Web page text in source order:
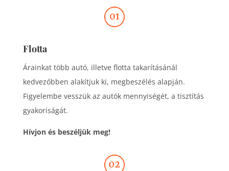
Flotta
Árainkat több autó, illetve flotta takarításánál
kedvezőbben alakítjuk ki, megbeszélés alapján.
Figyelembe vesszük az autók mennyiségét, a tisztítás
gyakoriságát.
Hívjon és beszéljük meg!